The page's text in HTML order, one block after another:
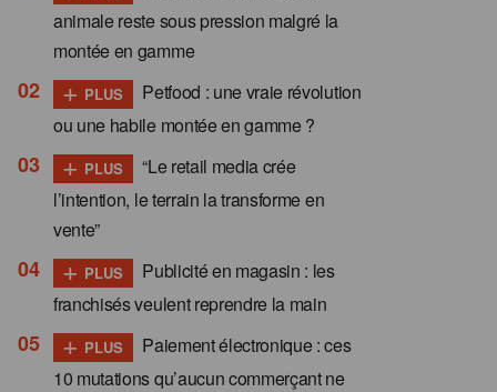
animale reste sous pression malgré la
montée en gamme
+ PLUS
Petfood : une vraie révolution
ou une habile montée en gamme ?
+ PLUS
“Le retail media crée
l’intention, le terrain la transforme en
vente”
+ PLUS
Publicité en magasin : les
franchisés veulent reprendre la main
+ PLUS
Paiement électronique : ces
10 mutations qu’aucun commerçant ne